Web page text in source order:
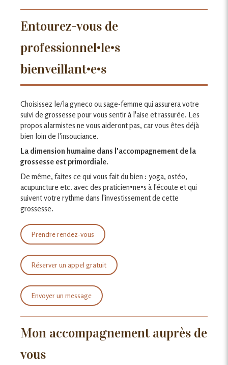
Entourez-vous de
professionnel•le•s
bienveillant•e•s
Choisissez le/la gyneco ou sage-femme qui assurera votre
suivi de grossesse pour vous sentir à l'aise et rassurée. Les
propos alarmistes ne vous aideront pas, car vous êtes déjà
bien loin de l'insouciance.
La dimension humaine dans l'accompagnement de la
grossesse est primordiale.
De même, faites ce qui vous fait du bien : yoga, ostéo,
acupuncture etc. avec des praticien•ne•s à l'écoute et qui
suivent votre rythme dans l'investissement de cette
grossesse.
Prendre rendez-vous
Réserver un appel gratuit
Envoyer un message
Mon accompagnement auprès de
vous